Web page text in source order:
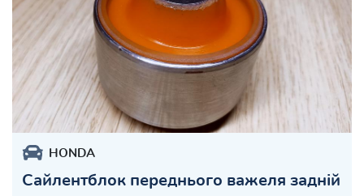
HONDA
Сайлентблок переднього важеля задній